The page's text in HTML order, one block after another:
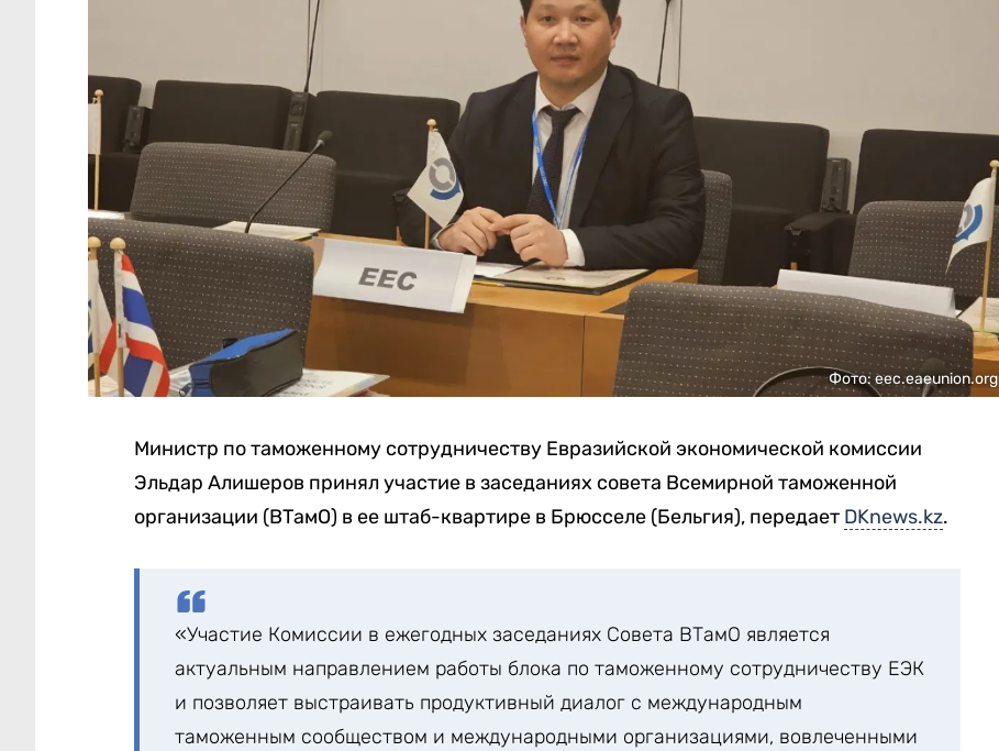
Фото: eec.eaeunion.org
Министр по таможенному сотрудничеству Евразийской экономической комиссии
Эльдар Алишеров принял участие в заседаниях совета Всемирной таможенной
организации (ВТамО) в ее штаб-квартире в Брюсселе (Бельгия), передает DKnews.kz.
«Участие Комиссии в ежегодных заседаниях Совета ВТамО является
актуальным направлением работы блока по таможенному сотрудничеству ЕЭК
и позволяет выстраивать продуктивный диалог с международным
таможенным сообществом и международными организациями, вовлеченными